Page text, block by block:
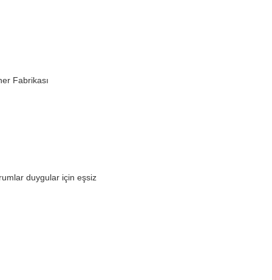
Fabrikası
duygular için eşsiz